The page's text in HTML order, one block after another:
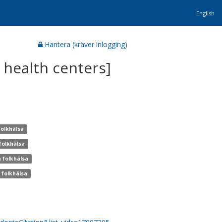
English
Hantera (kräver inlogging)
centers]
folkhälsa
folkhälsa